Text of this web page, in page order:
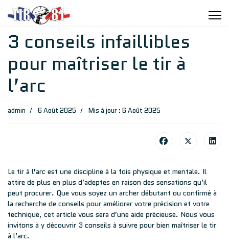
3 conseils infaillibles
pour maîtriser le tir à
l’arc
admin 6 Août 2025 Mis à jour : 6 Août 2025
Le tir à l’arc est une discipline à la fois physique et mentale. Il
attire de plus en plus d’adeptes en raison des sensations qu’il
peut procurer. Que vous soyez un archer débutant ou confirmé à
la recherche de conseils pour améliorer votre précision et votre
technique, cet article vous sera d’une aide précieuse. Nous vous
invitons à y découvrir 3 conseils à suivre pour bien maîtriser le tir
à l’arc.